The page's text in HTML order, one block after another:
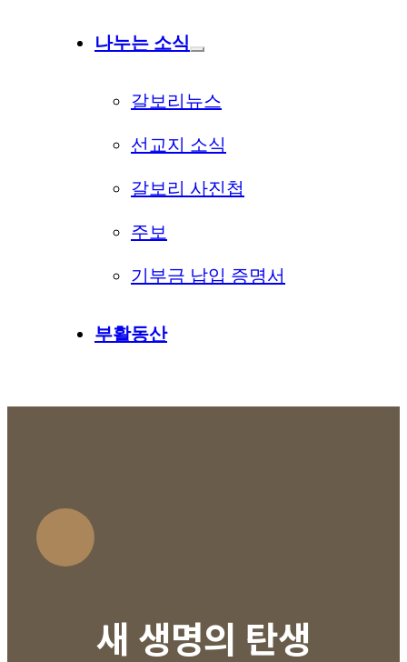
나누는 소식
갈보리뉴스
선교지 소식
갈보리 사진첩
주보
기부금 납입 증명서
부활동산
새 생명의 탄생